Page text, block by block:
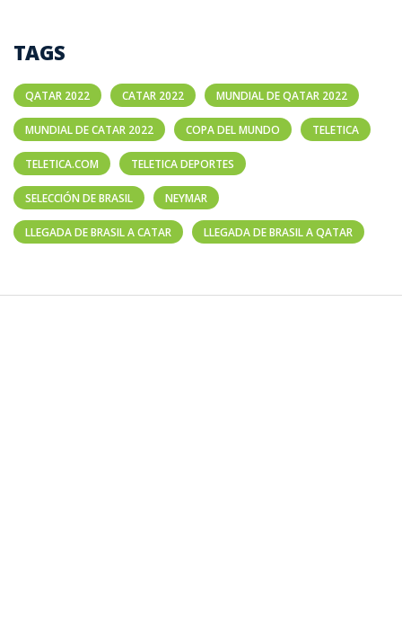
TAGS
QATAR 2022 CATAR 2022 MUNDIAL DE QATAR 2022
MUNDIAL DE CATAR 2022 COPA DEL MUNDO TELETICA
TELETICA.COM TELETICA DEPORTES
SELECCIÓN DE BRASIL NEYMAR
LLEGADA DE BRASIL A CATAR LLEGADA DE BRASIL A QATAR